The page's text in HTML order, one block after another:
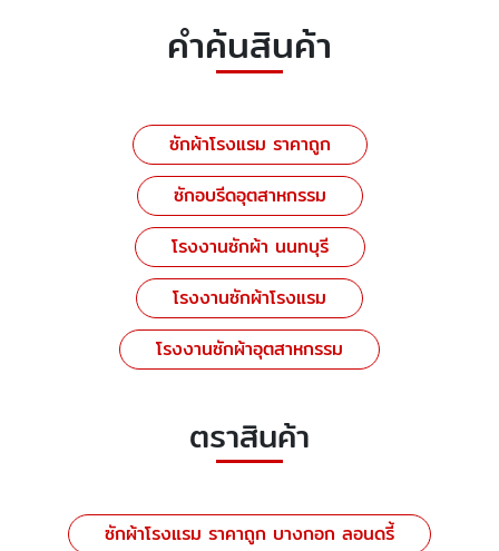
คำค้นสินค้า
ซักผ้าโรงแรม ราคาถูก
ซักอบรีดอุตสาหกรรม
โรงงานซักผ้า นนทบุรี
โรงงานซักผ้าโรงแรม
โรงงานซักผ้าอุตสาหกรรม
ตราสินค้า
ซักผ้าโรงแรม ราคาถูก บางกอก ลอนดรี้